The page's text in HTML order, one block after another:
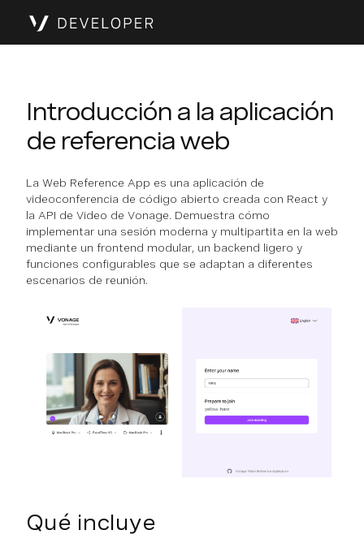
Introducción a la aplicación
de referencia web
La Web Reference App es una aplicación de
videoconferencia de código abierto creada con React y
la API de Video de Vonage. Demuestra cómo
implementar una sesión moderna y multipartita en la web
mediante un frontend modular, un backend ligero y
funciones configurables que se adaptan a diferentes
escenarios de reunión.
Qué incluye